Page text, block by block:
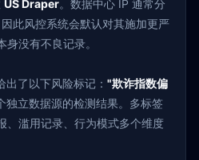
US Draper。数据中心 IP 通常分
此风控系统会默认对其施加更严
没有不良记录。
了以下风险标记： "欺诈指数偏
独立数据源的检测结果。多标签
、滥用记录、行为模式多个维度